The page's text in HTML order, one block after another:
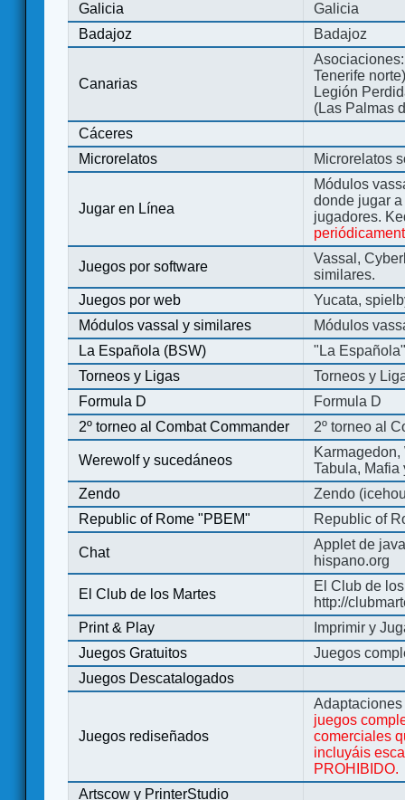
Galicia
Galicia
Badajoz
Badajoz
Canarias
Tenerife
Legión
(Las Palmas
Cáceres
Microrelatos
Microrelatos
Jugar en Línea
Módulos
donde jugar
jugadores.
Juegos por software
Vassal,
similares.
Juegos por web
Yucata,
Módulos vassal y similares
Módulos
La Española (BSW)
"La
Torneos y Ligas
Torneos y
Formula D
Formula D
2º torneo al Combat Commander
2º torneo al
Werewolf y sucedáneos
Tabula, Mafia
Zendo
Zendo
Republic of Rome "PBEM"
Republic of
Chat
Applet de
hispano.org
El Club de los Martes
El Club de
http://
Print & Play
Imprimir y
Juegos Gratuitos
Juegos
Juegos Descatalogados
Juegos rediseñados
juegos
comerciales
incluyáis
PROHIBIDO.
Artscow y PrinterStudio